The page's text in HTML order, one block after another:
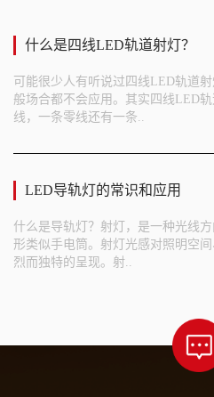
什么是四线LED轨道射灯？
可能很少人有听说过四线LED轨道
般场合都不会应用。其实四线LED
线，一条零线还有一条..
LED导轨灯的常识和应用
什么是导轨灯？射灯，是一种光线
形类似手电筒。射灯光感对照明空
烈而独特的呈现。射..